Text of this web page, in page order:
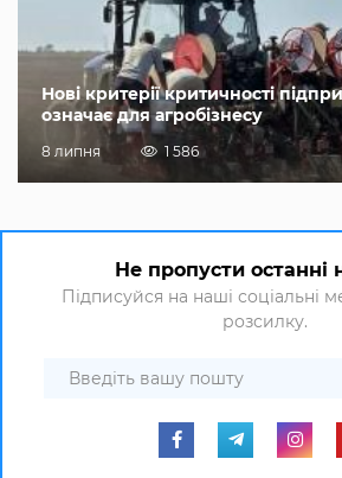
Нові критерії критичності
означає для агробізнесу
8 липня 1 586
Не пропусти останні
Підписуйся на наші соціальні
розсилку.